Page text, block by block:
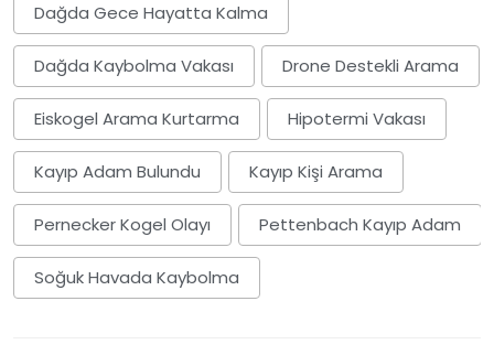
Dağda Gece Hayatta Kalma
Dağda Kaybolma Vakası Drone Destekli Arama
Eiskogel Arama Kurtarma Hipotermi Vakası
Kayıp Adam Bulundu Kayıp Kişi Arama
Pernecker Kogel Olayı Pettenbach Kayıp Adam
Soğuk Havada Kaybolma